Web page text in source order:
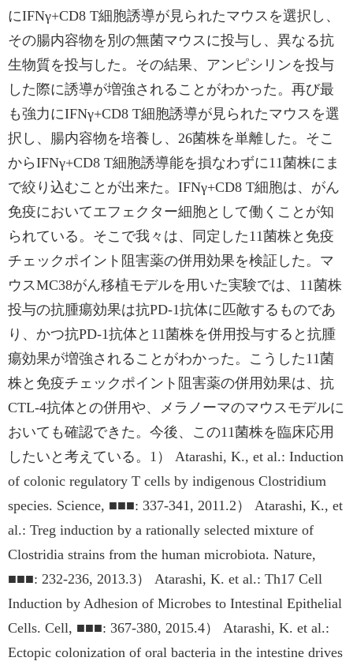
にIFNγ+CD8 T細胞誘導が見られたマウスを選択し、
その腸内容物を別の無菌マウスに投与し、異なる抗
生物質を投与した。その結果、アンピシリンを投与
した際に誘導が増強されることがわかった。再び最
も強力にIFNγ+CD8 T細胞誘導が見られたマウスを選
択し、腸内容物を培養し、26菌株を単離した。そこ
からIFNγ+CD8 T細胞誘導能を損なわずに11菌株にま
で絞り込むことが出来た。IFNγ+CD8 T細胞は、がん
免疫においてエフェクター細胞として働くことが知
られている。そこで我々は、同定した11菌株と免疫
チェックポイント阻害薬の併用効果を検証した。マ
ウスMC38がん移植モデルを用いた実験では、11菌株
投与の抗腫瘍効果は抗PD-1抗体に匹敵するものであ
り、かつ抗PD-1抗体と11菌株を併用投与すると抗腫
瘍効果が増強されることがわかった。こうした11菌
株と免疫チェックポイント阻害薬の併用効果は、抗
CTL-4抗体との併用や、メラノーマのマウスモデルに
おいても確認できた。今後、この11菌株を臨床応用
したいと考えている。1） Atarashi, K., et al.: Induction
of colonic regulatory T cells by indigenous Clostridium
species. Science, ■■■: 337-341, 2011.2） Atarashi, K., et
al.: Treg induction by a rationally selected mixture of
Clostridia strains from the human microbiota. Nature,
■■■: 232-236, 2013.3） Atarashi, K. et al.: Th17 Cell
Induction by Adhesion of Microbes to Intestinal Epithelial
Cells. Cell, ■■■: 367-380, 2015.4） Atarashi, K. et al.:
Ectopic colonization of oral bacteria in the intestine drives